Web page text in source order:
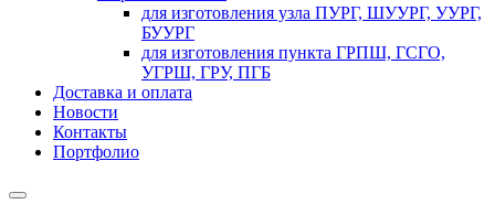
для изготовления узла ПУРГ, ШУУРГ, УУРГ,
БУУРГ
для изготовления пункта ГРПШ, ГСГО,
УГРШ, ГРУ, ПГБ
Доставка и оплата
Новости
Контакты
Портфолио